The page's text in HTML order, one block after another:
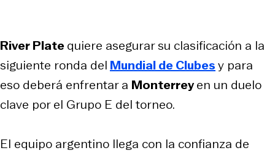
River Platequiere asegurar su clasificación a la
siguiente ronda del Mundial de Clubesy para
eso deberá enfrentar a Monterreyen un duelo
clave por el Grupo E del torneo.
El equipo argentino llega con la confianza de